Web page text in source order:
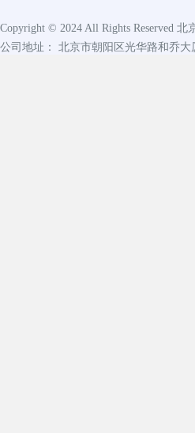
Copyright © 2024 All Rights Reserved 北
公司地址： 北京市朝阳区光华路和乔大